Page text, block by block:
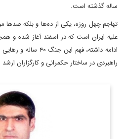
ساله گذشته است.
علیه ایران است که در اسفند آغاز شده و
ادامه داشته، فهم
راهبردی در ساختار حکمرانی و کارگزاران
کارشناس ارشد مسائل سیاسی و
سیاستگذاری